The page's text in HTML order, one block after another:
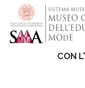
contenuto
principale
CON